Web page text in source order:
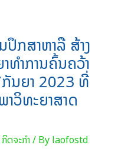
ກສາຫາລື ສ້າງ
ທຳການຄົ້ນຄວ້າ
ນຍາ 2023 ທີ່
ວິທະຍາສາດ
ດຈະກຳ/ Bylaofostd